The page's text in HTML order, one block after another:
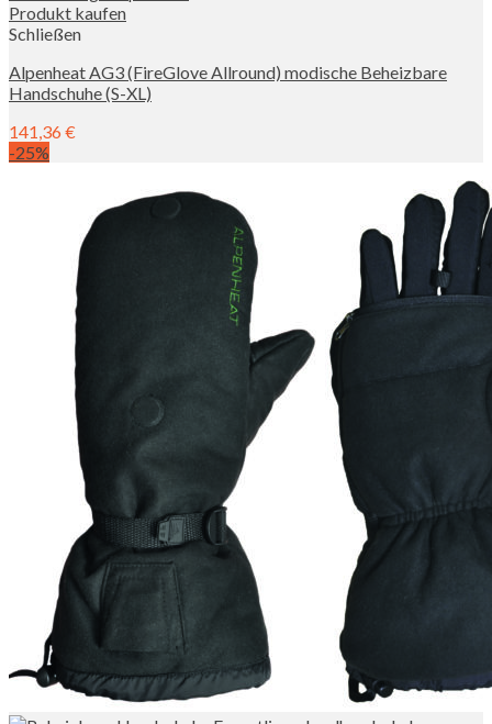
Produkt kaufen
Schließen
Alpenheat AG3 (FireGlove Allround) modische Beheizbare
Handschuhe (S-XL)
141,36 €
-25%